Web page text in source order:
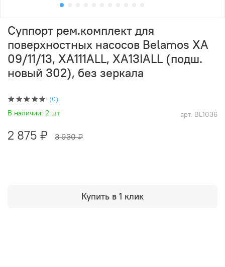
(0)
арт. BL1036
В наличии: 2 шт
Суппорт рем.комплект для
поверхностных насосов Belamos XA
09/11/13, XA111ALL, XA13IALL (подш.
новый 302), без зеркала
2 875 ₽ 3 930 ₽
Купить в 1 клик